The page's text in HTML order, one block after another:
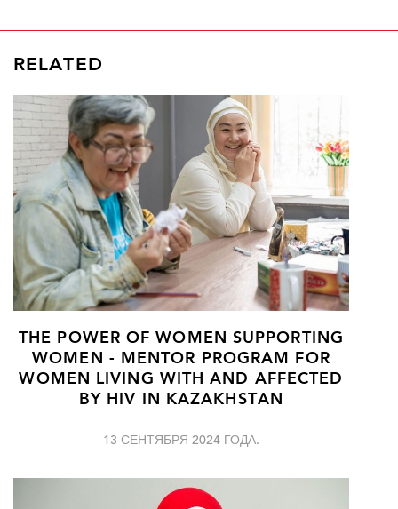
RELATED
THE POWER OF WOMEN SUPPORTING
WOMEN - MENTOR PROGRAM FOR
WOMEN LIVING WITH AND AFFECTED
BY HIV IN KAZAKHSTAN
13 СЕНТЯБРЯ 2024 ГОДА.